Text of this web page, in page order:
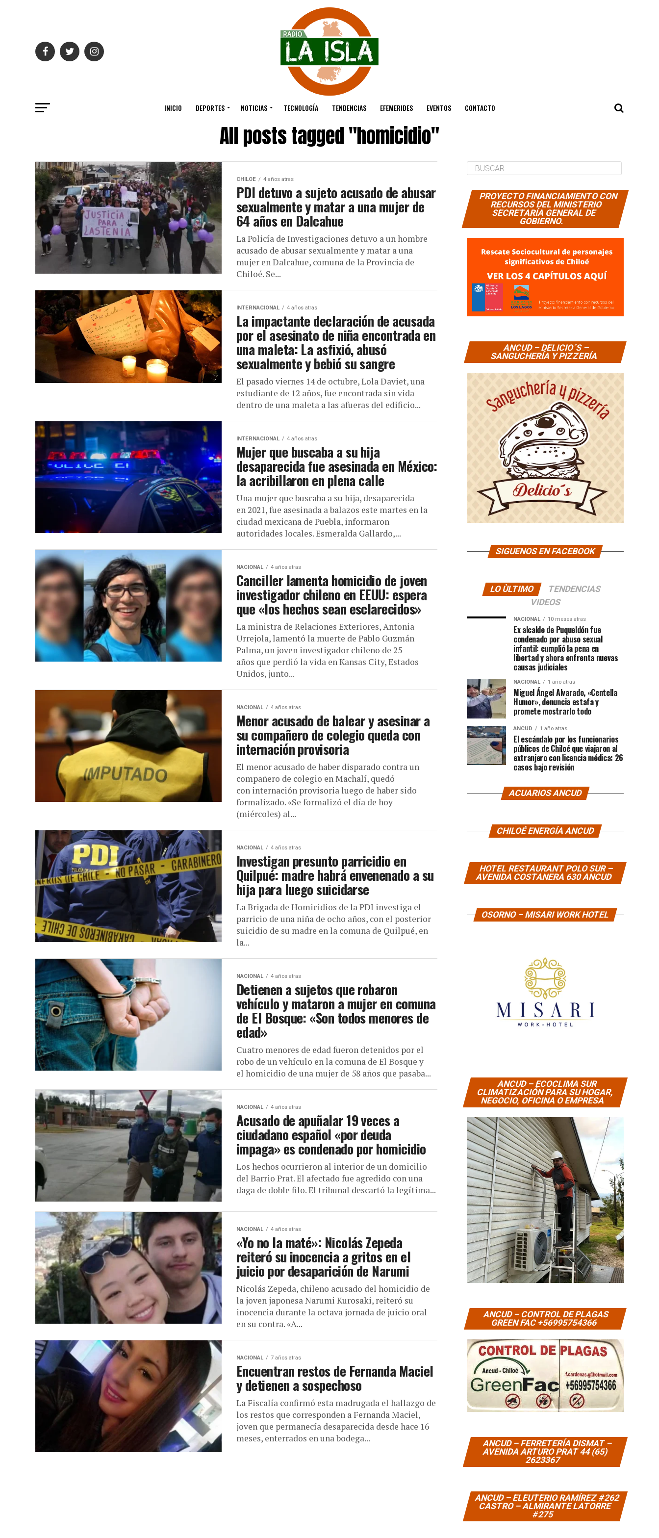
INICIO DEPORTES NOTICIAS TECNOLOGÍA TENDENCIAS EFEMERIDES EVENTOS CONTACTO
All posts tagged "homicidio"
CHILOE 4 años atras
PDI detuvo a sujeto acusado de abusar
sexualmente y matar a una mujer de
64 años en Dalcahue
La Policía de Investigaciones detuvo a un hombre
acusado de abusar sexualmente y matar a una
mujer en Dalcahue, comuna de la Provincia de
Chiloé. Se...
INTERNACIONAL 4 años atras
La impactante declaración de acusada
por el asesinato de niña encontrada en
una maleta: La asfixió, abusó
sexualmente y bebió su sangre
El pasado viernes 14 de octubre, Lola Daviet, una
estudiante de 12 años, fue encontrada sin vida
dentro de una maleta a las afueras del edificio...
INTERNACIONAL 4 años atras
Mujer que buscaba a su hija
desaparecida fue asesinada en México:
la acribillaron en plena calle
Una mujer que buscaba a su hija, desaparecida
en 2021, fue asesinada a balazos este martes en la
ciudad mexicana de Puebla, informaron
autoridades locales. Esmeralda Gallardo,...
NACIONAL 4 años atras
Canciller lamenta homicidio de joven
investigador chileno en EEUU: espera
que «los hechos sean esclarecidos»
La ministra de Relaciones Exteriores, Antonia
Urrejola, lamentó la muerte de Pablo Guzmán
Palma, un joven investigador chileno de 25
años que perdió la vida en Kansas City, Estados
Unidos, junto...
NACIONAL 4 años atras
Menor acusado de balear y asesinar a
su compañero de colegio queda con
internación provisoria
El menor acusado de haber disparado contra un
compañero de colegio en Machalí, quedó
con internación provisoria luego de haber sido
formalizado. «Se formalizó el día de hoy
(miércoles) al...
NACIONAL 4 años atras
Investigan presunto parricidio en
Quilpué: madre habrá envenenado a su
hija para luego suicidarse
La Brigada de Homicidios de la PDI investiga el
parricio de una niña de ocho años, con el posterior
suicidio de su madre en la comuna de Quilpué, en
la...
NACIONAL 4 años atras
Detienen a sujetos que robaron
vehículo y mataron a mujer en comuna
de El Bosque: «Son todos menores de
edad»
Cuatro menores de edad fueron detenidos por el
robo de un vehículo en la comuna de El Bosque y
el homicidio de una mujer de 58 años que pasaba...
NACIONAL 4 años atras
Acusado de apuñalar 19 veces a
ciudadano español «por deuda
impaga» es condenado por homicidio
Los hechos ocurrieron al interior de un domicilio
del Barrio Prat. El afectado fue agredido con una
daga de doble filo. El tribunal descartó la legítima...
NACIONAL 4 años atras
«Yo no la maté»: Nicolás Zepeda
reiteró su inocencia a gritos en el
juicio por desaparición de Narumi
Nicolás Zepeda, chileno acusado del homicidio de
la joven japonesa Narumi Kurosaki, reiteró su
inocencia durante la octava jornada de juicio oral
en su contra. «A...
NACIONAL 7 años atras
Encuentran restos de Fernanda Maciel
y detienen a sospechoso
La Fiscalía confirmó esta madrugada el hallazgo de
los restos que corresponden a Fernanda Maciel,
joven que permanecía desaparecida desde hace 16
meses, enterrados en una bodega...
PROYECTO FINANCIAMIENTO CON
RECURSOS DEL MINISTERIO
SECRETARÍA GENERAL DE
GOBIERNO.
ANCUD – DELICIO´S –
SANGUCHERÍA Y PIZZERÍA
SIGUENOS EN FACEBOOK
LO ÙLTIMO
TENDENCIAS
VIDEOS
NACIONAL 10 meses atras
Ex alcalde de Puqueldón fue
condenado por abuso sexual
infantil: cumplió la pena en
libertad y ahora enfrenta nuevas
causas judiciales
NACIONAL 1 año atras
Miguel Ángel Alvarado, «Centella
Humor», denuncia estafa y
promete mostrarlo todo
ANCUD 1 año atras
El escándalo por los funcionarios
públicos de Chiloé que viajaron al
extranjero con licencia médica: 26
casos bajo revisión
ACUARIOS ANCUD
CHILOÉ ENERGÍA ANCUD
HOTEL RESTAURANT POLO SUR –
AVENIDA COSTANERA 630 ANCUD
OSORNO – MISARI WORK HOTEL
ANCUD – ECOCLIMA SUR
CLIMATIZACIÓN PARA SU HOGAR,
NEGOCIO, OFICINA O EMPRESA
ANCUD – CONTROL DE PLAGAS
GREEN FAC +56995754366
ANCUD – FERRETERÍA DISMAT –
AVENIDA ARTURO PRAT 44 (65)
2623367
ANCUD – ELEUTERIO RAMÍREZ #262
CASTRO – ALMIRANTE LATORRE
#275